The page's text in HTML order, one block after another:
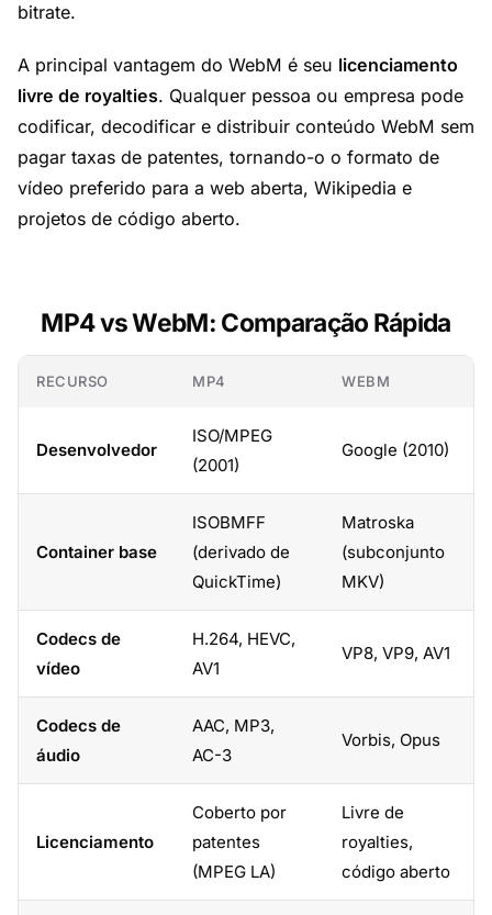
bitrate.
A principal vantagem do WebM é seu licenciamento
livre de royalties. Qualquer pessoa ou empresa pode
codificar, decodificar e distribuir conteúdo WebM sem
pagar taxas de patentes, tornando-o o formato de
vídeo preferido para a web aberta, Wikipedia e
projetos de código aberto.
MP4 vs WebM: Comparação Rápida
RECURSO MP4 WEBM
Desenvolvedor
ISO/MPEG
(2001)
Google (2010)
Container base
ISOBMFF
(derivado de
QuickTime)
Matroska
(subconjunto
MKV)
Codecs de
vídeo
H.264, HEVC,
AV1
VP8, VP9, AV1
Codecs de
áudio
AAC, MP3,
AC-3
Vorbis, Opus
Licenciamento
Coberto por
patentes
(MPEG LA)
Livre de
royalties,
código aberto